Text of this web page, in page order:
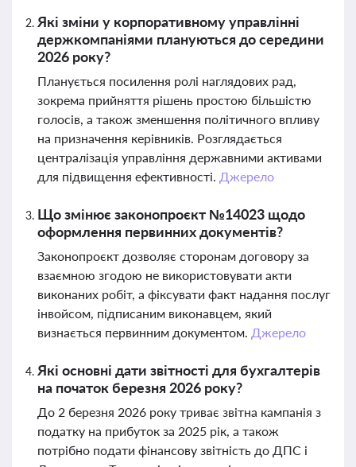
Які зміни у корпоративному управлінні
держкомпаніями плануються до середини
2026 року?
Планується посилення ролі наглядових рад,
зокрема прийняття рішень простою більшістю
голосів, а також зменшення політичного впливу
на призначення керівників. Розглядається
централізація управління державними активами
для підвищення ефективності. Джерело
Що змінює законопроєкт №14023 щодо
оформлення первинних документів?
Законопроєкт дозволяє сторонам договору за
взаємною згодою не використовувати акти
виконаних робіт, а фіксувати факт надання послуг
інвойсом, підписаним виконавцем, який
визнається первинним документом. Джерело
Які основні дати звітності для бухгалтерів
на початок березня 2026 року?
До 2 березня 2026 року триває звітна кампанія з
податку на прибуток за 2025 рік, а також
потрібно подати фінансову звітність до ДПС і